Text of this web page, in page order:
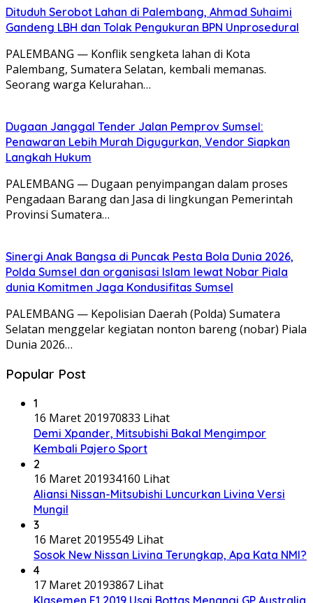
Dituduh Serobot Lahan di Palembang, Ahmad Suhaimi
Gandeng LBH dan Tolak Pengukuran BPN Unprosedural
PALEMBANG — Konflik sengketa lahan di Kota
Palembang, Sumatera Selatan, kembali memanas.
Seorang warga Kelurahan…
Dugaan Janggal Tender Jalan Pemprov Sumsel:
Penawaran Lebih Murah Digugurkan, Vendor Siapkan
Langkah Hukum
PALEMBANG — Dugaan penyimpangan dalam proses
Pengadaan Barang dan Jasa di lingkungan Pemerintah
Provinsi Sumatera…
Sinergi Anak Bangsa di Puncak Pesta Bola Dunia 2026,
Polda Sumsel dan organisasi Islam lewat Nobar Piala
dunia Komitmen Jaga Kondusifitas Sumsel
PALEMBANG — Kepolisian Daerah (Polda) Sumatera
Selatan menggelar kegiatan nonton bareng (nobar) Piala
Dunia 2026…
Popular Post
1
16 Maret 201970833 Lihat
Demi Xpander, Mitsubishi Bakal Mengimpor
Kembali Pajero Sport
2
16 Maret 201934160 Lihat
Aliansi Nissan-Mitsubishi Luncurkan Livina Versi
Mungil
3
16 Maret 20195549 Lihat
Sosok New Nissan Livina Terungkap, Apa Kata NMI?
4
17 Maret 20193867 Lihat
Klasemen F1 2019 Usai Bottas Menangi GP Australia